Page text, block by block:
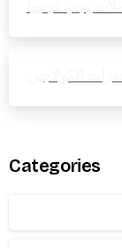
Categories